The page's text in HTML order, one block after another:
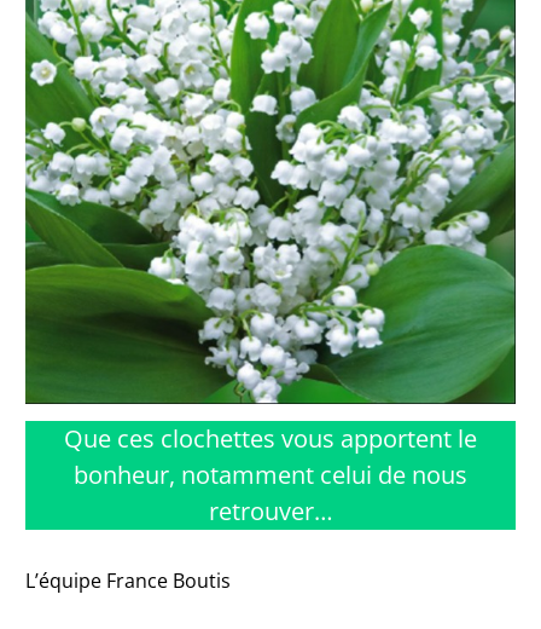
Que ces clochettes vous apportent le
bonheur, notamment celui de nous
retrouver…
L’équipe France Boutis